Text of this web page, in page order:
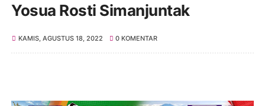
Yosua Rosti Simanjuntak
KAMIS, AGUSTUS 18, 2022 0 KOMENTAR